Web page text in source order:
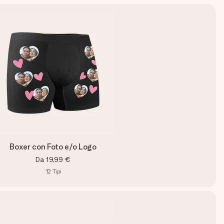
Boxer con Foto e/o Logo
Da 19,99 €
12 Tipi